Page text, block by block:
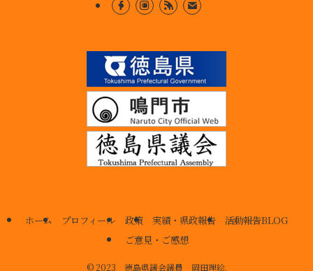
ホーム プロフィール 政策 実績・県政報告
活動報告BLOG
ご意見・ご感想
©2023 徳島県議会議員 岡田理絵.